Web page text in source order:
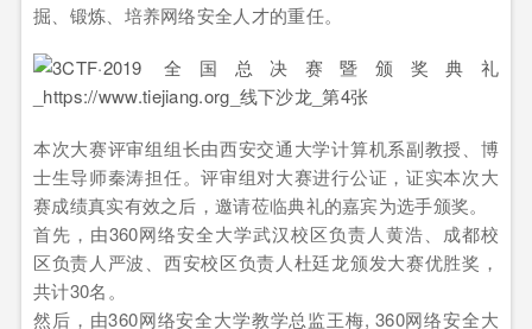
掘、锻炼、培养网络安全人才的重任。
本次大赛评审组组长由西安交通大学计算机系副教授、博
士生导师秦涛担任。评审组对大赛进行公证，证实本次大
赛成绩真实有效之后，邀请莅临典礼的嘉宾为选手颁奖。
首先，由360网络安全大学武汉校区负责人黄浩、成都校
区负责人严波、西安校区负责人杜廷龙颁发大赛优胜奖，
共计30名。
然后，由360网络安全大学教学总监王梅, 360网络安全大